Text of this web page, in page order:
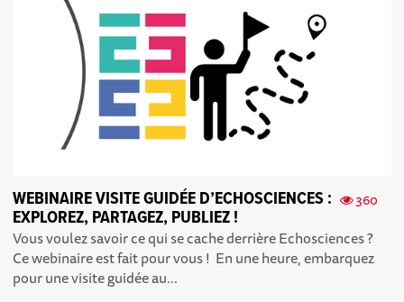
360
WEBINAIRE VISITE GUIDÉE D’ECHOSCIENCES :
EXPLOREZ, PARTAGEZ, PUBLIEZ !
Vous voulez savoir ce qui se cache derrière Echosciences ?
Ce webinaire est fait pour vous ! En une heure, embarquez
pour une visite guidée au...